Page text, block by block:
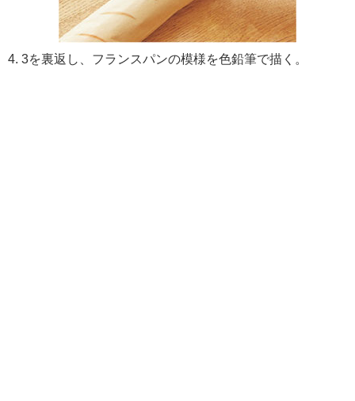
4. 3を裏返し、フランスパンの模様を色鉛筆で描く。